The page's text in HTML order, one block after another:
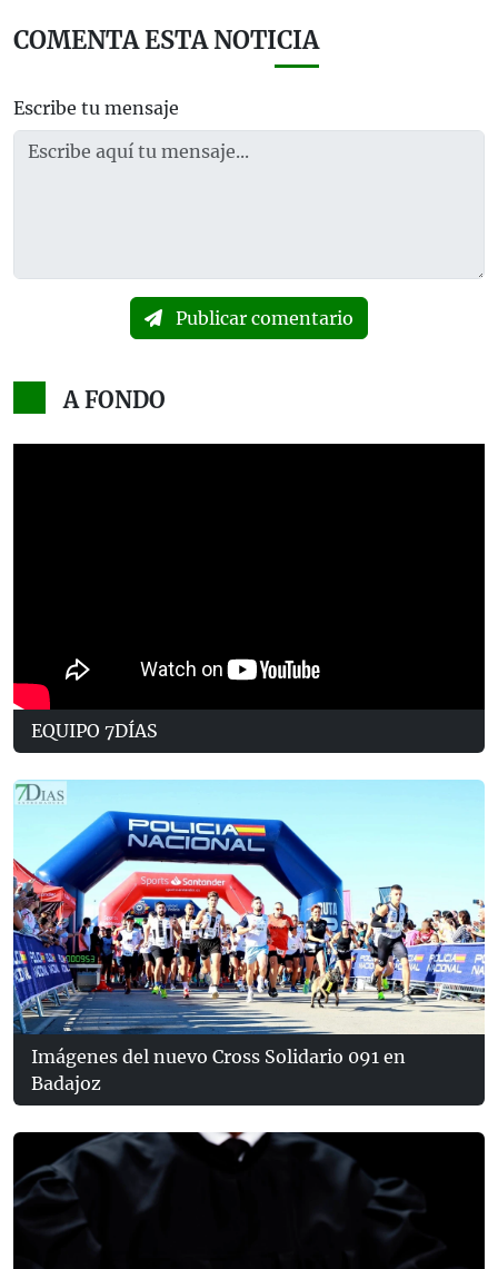
COMENTA ESTA NOTICIA
Escribe tu mensaje
Publicar comentario
A FONDO
EQUIPO 7DÍAS
Imágenes del nuevo Cross Solidario 091 en
Badajoz